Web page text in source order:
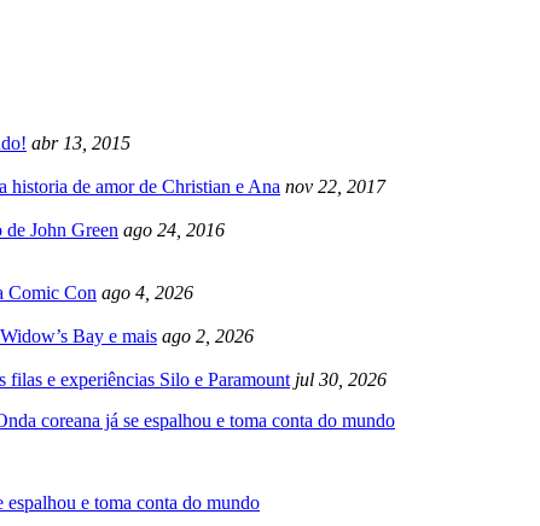
abr 13, 2015
historia de amor de Christian e Ana nov 22, 2017
John Green ago 24, 2016
Comic Con ago 4, 2026
Bay e mais ago 2, 2026
e experiências Silo e Paramount jul 30, 2026
coreana já se espalhou e toma conta do mundo
e toma conta do mundo